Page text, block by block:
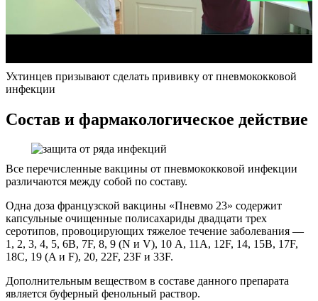
Ухтинцев призывают сделать прививку от пневмококковой
инфекции
Состав и фармакологическое действие
Все перечисленные вакцины от пневмококковой инфекции
различаются между собой по составу.
Одна доза французской вакцины «Пневмо 23» содержит
капсульные очищенные полисахариды двадцати трех
серотипов, провоцирующих тяжелое течение заболевания ―
1, 2, 3, 4, 5, 6B, 7F, 8, 9 (N и V), 10 А, 11А, 12F, 14, 15В, 17F,
18С, 19 (A и F), 20, 22F, 23F и 33F.
Дополнительным веществом в составе данного препарата
является буферный фенольный раствор.